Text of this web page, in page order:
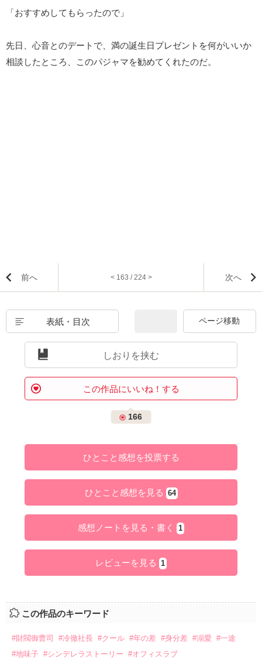
「おすすめしてもらったので」
先日、心音とのデートで、満の誕生日プレゼントを何がいいか
相談したところ、このパジャマを勧めてくれたのだ。
前へ < 163 / 224 > 次へ
表紙・目次
しおりを挟む
この作品にいいね！する
166
ひとこと感想を投票する
ひとこと感想を見る 64
感想ノートを見る・書く 1
レビューを見る 1
この作品のキーワード
#財閥御曹司 #冷徹社長 #クール #年の差 #身分差 #溺愛 #一途
#地味子 #シンデレラストーリー #オフィスラブ